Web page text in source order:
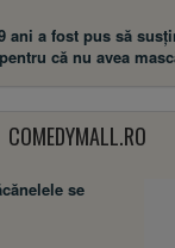
ani a fost pus să
că nu avea
COMEDYMALL.RO
se